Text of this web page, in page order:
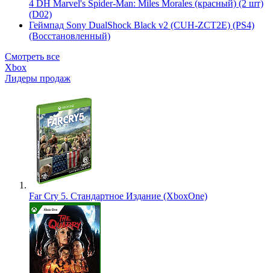
4 DH Marvel's Spider-Man: Miles Morales (красный) (2 шт)
(D02)
Геймпад Sony DualShock Black v2 (CUH-ZCT2E) (PS4)
(Восстановленный)
Смотреть все
Xbox
Лидеры продаж
Far Cry 5. Стандартное Издание (XboxOne)